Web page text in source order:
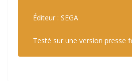
Éditeur : SEGA
Testé sur une version presse